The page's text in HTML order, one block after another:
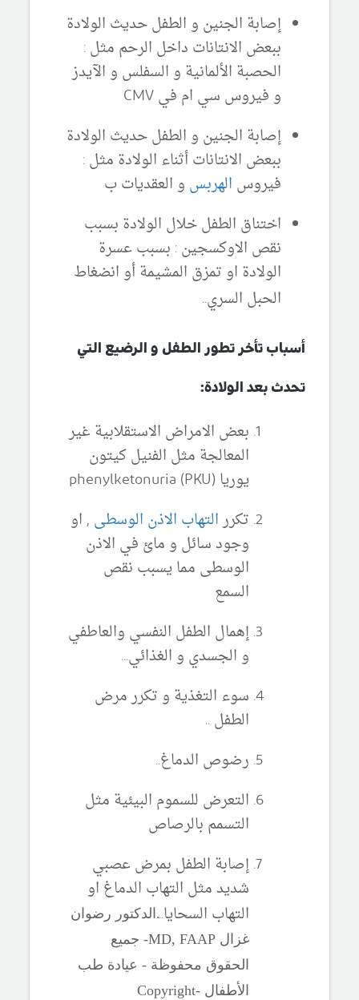
إصابة الجنين و الطفل حديث الولادة
ببعض الانتانات داخل الرحم مثل :
الحصبة الألمانية و السفلس و الآيدز
و فيروس سي ام فيCMV
إصابة الجنين و الطفل حديث الولادة
ببعض الانتانات أثناء الولادة مثل :
فيروس الهربس و العقديات ب
اختناق الطفل خلال الولادة بسبب
نقص الاوكسجين : بسبب عسرة
الولادة او تمزق المشيمة أو انضغاط
الحبل السري..
أسباب تأخر تطور الطفل و الرضيع التي
تحدث بعد الولادة:
بعض الامراض الاستقلابية غير
المعالجة مثل الفنيل كيتون
يوريا (phenylketonuria (PKU
تكررالتهاب الاذن الوسطى , او
وجود سائل و مائ في الاذن
الوسطى مما يسبب نقص
السمع
إهمال الطفل النفسي والعاطفي
و الجسدي و الغذائي...
سوء التغذية و تكرر مرض
الطفل ..
رضوص الدماغ..
التعرض للسموم البيئية مثل
التسمم بالرصاص
إصابة الطفل بمرض عصبي
شديد مثل التهاب الدماغ او
التهاب السحايا... الدكتور رضوان
غزال MD, FAAP
- جميع
الحقوق محفوظة - عيادة طب
الأطفال -Copyright